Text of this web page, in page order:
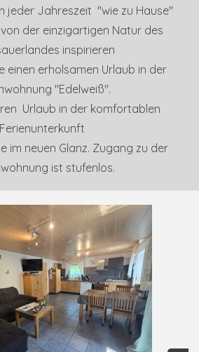
jeder Jahreszeit "wie zu Hause"
von der einzigartigen Natur des
inspirieren
einen erholsamen Urlaub in der
"Edelweiß".
Urlaub in der komfortablen
Ferienunterkunft
im neuen Glanz. Zugang zu der
ist stufenlos.